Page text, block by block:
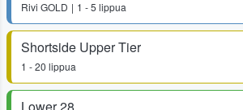
Rivi GOLD 1 - 5 lippua
Shortside Upper Tier
1 - 20 lippua